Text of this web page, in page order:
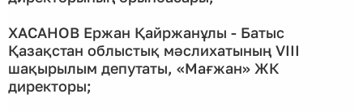
ХАСАНОВ Ержан Қайржанұлы - Батыс
Қазақстан облыстық мәслихатының VIII
шақырылым депутаты, «Мағжан» ЖК
директоры;